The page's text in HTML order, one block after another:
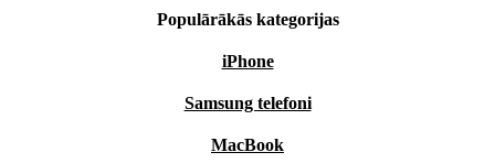
Populārākās kategorijas
iPhone
Samsung telefoni
MacBook